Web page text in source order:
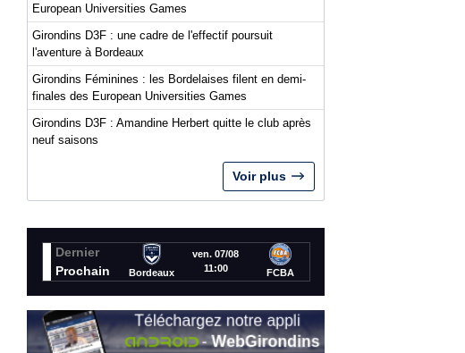
European Universities Games
Girondins D3F : une cadre de l'effectif poursuit
l'aventure à Bordeaux
Girondins Féminines : les Bordelaises filent en demi-
finales des European Universities Games
Girondins D3F : Amandine Herbert quitte le club après
neuf saisons
Voir plus
Dernier
Prochain
Bordeaux
ven. 07/08
11:00
FCBA